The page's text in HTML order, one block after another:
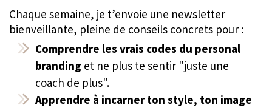
Chaque semaine, je t’envoie une newsletter
bienveillante, pleine de conseils concrets pour :
Comprendre les vrais codes du personal
branding et ne plus te sentir "juste une
coach de plus".
Apprendre à incarner ton style, ton image